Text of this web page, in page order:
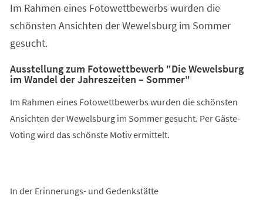
Im Rahmen eines Fotowettbewerbs wurden die
schönsten Ansichten der Wewelsburg im Sommer
gesucht.
Ausstellung zum Fotowettbewerb "Die Wewelsburg
im Wandel der Jahreszeiten – Sommer"
Im Rahmen eines Fotowettbewerbs wurden die schönsten
Ansichten der Wewelsburg im Sommer gesucht. Per Gäste-
Voting wird das schönste Motiv ermittelt.
In der Erinnerungs- und Gedenkstätte